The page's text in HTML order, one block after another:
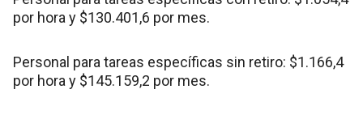
por hora y $130.401,6 por mes.
Personal para tareas específicas sin retiro: $1.166,4
por hora y $145.159,2 por mes.